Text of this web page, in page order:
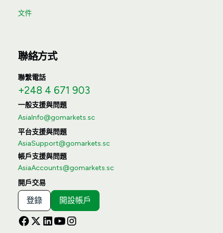
文件
聯絡方式
聯繫電話
+248 4 671 903
一般支援與問題
AsiaInfo@gomarkets.sc
平台支援與問題
AsiaSupport@gomarkets.sc
帳戶支援與問題
AsiaAccounts@gomarkets.sc
開戶交易
登錄 開設帳戶